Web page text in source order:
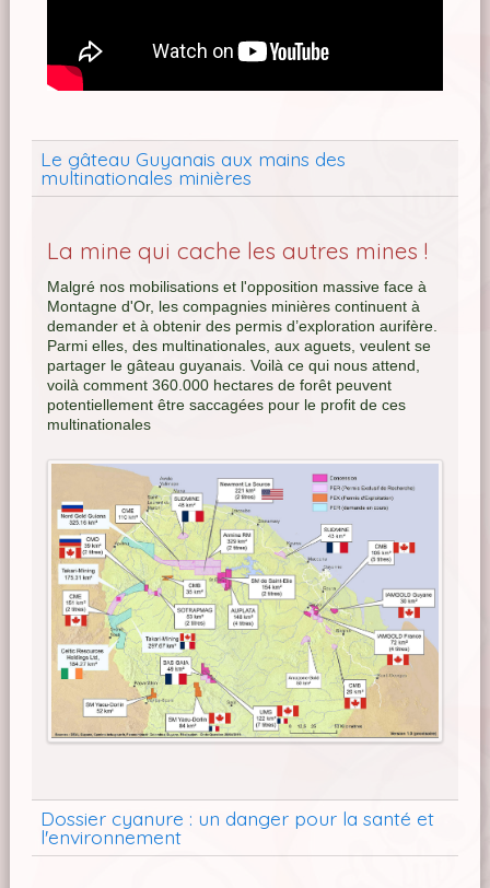
Le gâteau Guyanais aux mains des
multinationales minières
La mine qui cache les autres mines !
Malgré nos mobilisations et l'opposition massive face à
Montagne d'Or, les compagnies minières continuent à
demander et à obtenir des permis d’exploration aurifère.
Parmi elles, des multinationales, aux aguets, veulent se
partager le gâteau guyanais. Voilà ce qui nous attend,
voilà comment 360.000 hectares de forêt peuvent
potentiellement être saccagées pour le profit de ces
multinationales
Dossier cyanure : un danger pour la santé et
l'environnement